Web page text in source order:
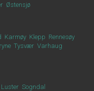
Østensjø
Karmøy Klepp Rennesøy
Tysvær Varhaug
Luster Sogndal